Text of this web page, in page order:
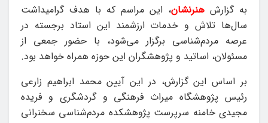
به گزارش هنرنشان، این مراسم که با هدف گرامیداشت
سال‌ها تلاش و خدمات ارزشمند این استاد برجسته در
عرصه مردم‌شناسی برگزار می‌شود، با حضور جمعی از
مسئولان، اساتید و پژوهشگران این حوزه همراه خواهد بود.
بر اساس این گزارش، در این آیین محمد ابراهیم زارعی
رئیس پژوهشگاه میراث فرهنگی و گردشگری و فریده
مجیدی خامنه سرپرست پژوهشکده مردم‌شناسی سخنرانی